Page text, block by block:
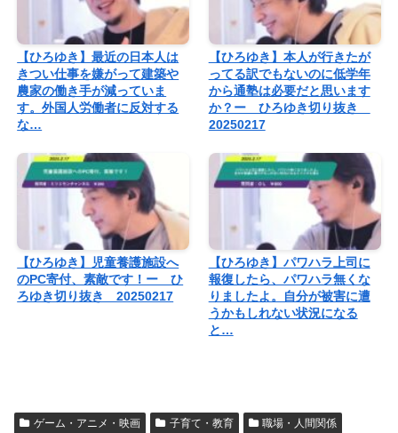
【ひろゆき】最近の日本人は
きつい仕事を嫌がって建築や
農家の働き手が減っていま
す。外国人労働者に反対する
な…
【ひろゆき】本人が行きたが
ってる訳でもないのに低学年
から通塾は必要だと思います
か？ー ひろゆき切り抜き
20250217
【ひろゆき】児童養護施設へ
のPC寄付、素敵です！ー ひ
ろゆき切り抜き 20250217
【ひろゆき】パワハラ上司に
報復したら、パワハラ無くな
りましたよ。自分が被害に遭
うかもしれない状況になる
と…
ゲーム・アニメ・映画 子育て・教育 職場・人間関係